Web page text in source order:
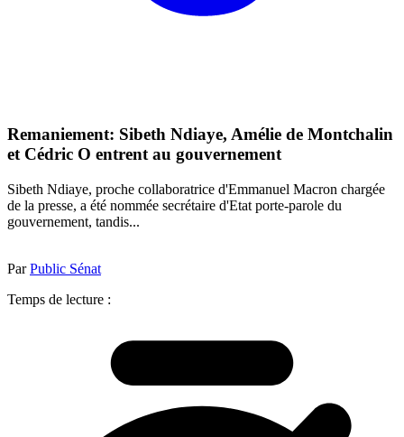
Remaniement: Sibeth Ndiaye, Amélie de Montchalin
et Cédric O entrent au gouvernement
Sibeth Ndiaye, proche collaboratrice d'Emmanuel Macron chargée
de la presse, a été nommée secrétaire d'Etat porte-parole du
gouvernement, tandis...
ParPublic Sénat
Temps de lecture :